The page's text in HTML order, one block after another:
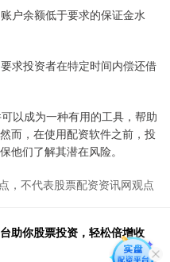
户余额低于要求的保证金水
求投资者在特定时间内偿还借
以成为一种有用的工具，帮助
而，在使用配资软件之前，投
他们了解其潜在风险。
，不代表股票配资资讯网观点
助你股票投资，轻松倍增收